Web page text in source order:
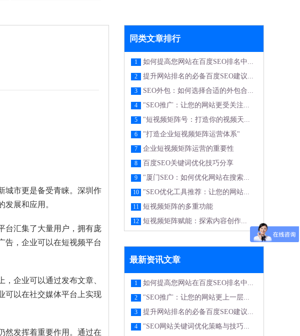
城市更是备受青睐。深圳作
展和应用。
台汇集了大量用户，拥有庞
告，企业可以在短视频平台
企业可以通过发布文章、
可以在社交媒体平台上实现
然发挥着重要作用。通过在
同类文章排行
1 如何提高您网站在百度SEO排名中...
2 提升网站排名的必备百度SEO建议...
3 SEO外包：如何选择合适的外包合...
4 "SEO推广：让您的网站更受关注...
5 "短视频矩阵号：打造你的视频天...
6 "打造企业短视频矩阵运营体系"
7 企业短视频矩阵运营的重要性
8 百度SEO关键词优化技巧分享
9 "厦门SEO：如何优化网站在搜索...
10 "SEO优化工具推荐：让您的网站...
11 短视频矩阵的多重功能
12 短视频矩阵赋能：探索内容创作...
最新资讯文章
1 如何提高您网站在百度SEO排名中...
2 "SEO推广：让您的网站更上一层...
3 提升网站排名的必备百度SEO建议...
4 "SEO网站关键词优化策略与技巧...